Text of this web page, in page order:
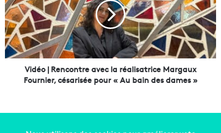
A
m
a
r
a
n
é
o
|
R
e
n
Vidéo | Rencontre avec la réalisatrice Margaux
Fournier, césarisée pour « Au bain des dames »